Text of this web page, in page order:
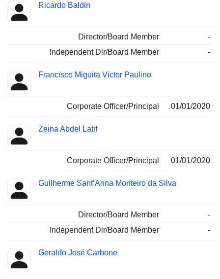
Ricardo Baldin
Director/Board Member
-
Independent Dir/Board Member
-
Francisco Miguita Victor Paulino
Corporate Officer/Principal 01/01/2020
Zeina Abdel Latif
Corporate Officer/Principal 01/01/2020
Guilherme Sant’Anna Monteiro da Silva
Director/Board Member
-
Independent Dir/Board Member
-
Geraldo José Carbone